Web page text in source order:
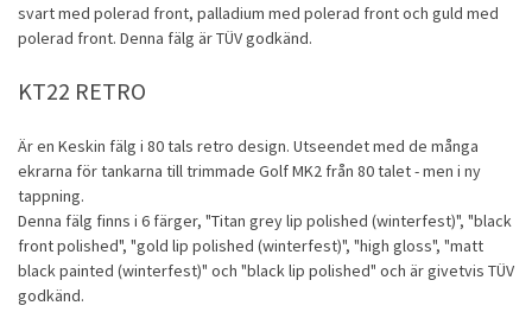
svart med polerad front, palladium med polerad front och guld med
polerad front. Denna fälg är TÜV godkänd.
KT22 RETRO
Är en Keskin fälg i 80 tals retro design. Utseendet med de många
ekrarna för tankarna till trimmade Golf MK2 från 80 talet - men i ny
tappning.
Denna fälg finns i 6 färger, "Titan grey lip polished (winterfest)", "black
front polished", "gold lip polished (winterfest)", "high gloss", "matt
black painted (winterfest)" och "black lip polished" och är givetvis TÜV
godkänd.